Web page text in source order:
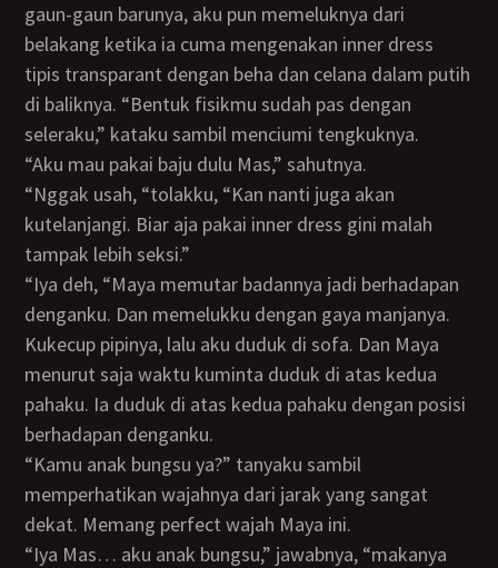
gaun-gaun barunya, aku pun memeluknya dari
belakang ketika ia cuma mengenakan inner dress
tipis transparant dengan beha dan celana dalam putih
di baliknya. “Bentuk fisikmu sudah pas dengan
seleraku,” kataku sambil menciumi tengkuknya.
“Aku mau pakai baju dulu Mas,” sahutnya.
“Nggak usah, “tolakku, “Kan nanti juga akan
kutelanjangi. Biar aja pakai inner dress gini malah
tampak lebih seksi.”
“Iya deh, “Maya memutar badannya jadi berhadapan
denganku. Dan memelukku dengan gaya manjanya.
Kukecup pipinya, lalu aku duduk di sofa. Dan Maya
menurut saja waktu kuminta duduk di atas kedua
pahaku. Ia duduk di atas kedua pahaku dengan posisi
berhadapan denganku.
“Kamu anak bungsu ya?” tanyaku sambil
memperhatikan wajahnya dari jarak yang sangat
dekat. Memang perfect wajah Maya ini.
“Iya Mas… aku anak bungsu,” jawabnya, “makanya